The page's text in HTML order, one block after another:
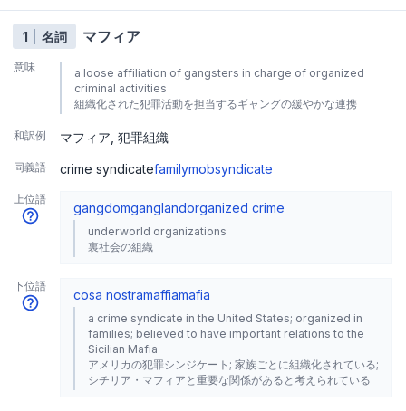
1 名詞 マフィア
意味
a loose affiliation of gangsters in charge of organized
criminal activities
組織化された犯罪活動を担当するギャングの緩やかな連携
和訳例 マフィア 犯罪組織
同義語 crime syndicatefamilymobsyndicate
上位語
gangdomganglandorganized crime
underworld organizations
裏社会の組織
下位語
cosa nostramaffiamafia
a crime syndicate in the United States; organized in
families; believed to have important relations to the
Sicilian Mafia
アメリカの犯罪シンジケート; 家族ごとに組織化されている;
シチリア・マフィアと重要な関係があると考えられている